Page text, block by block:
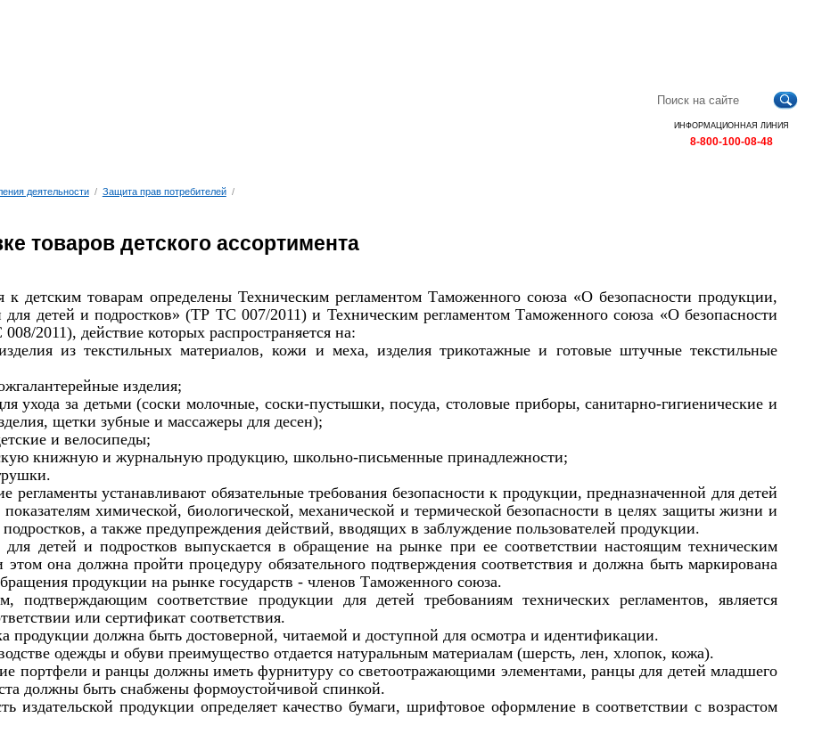
сайта
RSS
ИНФОРМАЦИОННАЯ ЛИНИЯ
8-800-100-08-48
деятельности/ Защита прав потребителей/
товаров детского ассортимента
к детским товарам определены Техническим регламентом Таможенного союза «О безопасности продукции,
для детей и подростков» (ТР ТС 007/2011) и Техническим регламентом Таможенного союза «О безопасности
2011), действие которых распространяется на:
из текстильных материалов, кожи и меха, изделия трикотажные и готовые штучные текстильные
изделия;
ухода за детьми (соски молочные, соски-пустышки, посуда, столовые приборы, санитарно-гигиенические и
щетки зубные и массажеры для десен);
и велосипеды;
книжную и журнальную продукцию, школьно-письменные принадлежности;
регламенты устанавливают обязательные требования безопасности к продукции, предназначенной для детей
химической, биологической, механической и термической безопасности в целях защиты жизни и
подростков, а также предупреждения действий, вводящих в заблуждение пользователей продукции.
для детей и подростков выпускается в обращение на рынке при ее соответствии настоящим техническим
этом она должна пройти процедуру обязательного подтверждения соответствия и должна быть маркирована
продукции на рынке государств - членов Таможенного союза.
подтверждающим соответствие продукции для детей требованиям технических регламентов, является
или сертификат соответствия.
продукции должна быть достоверной, читаемой и доступной для осмотра и идентификации.
одежды и обуви преимущество отдается натуральным материалам (шерсть, лен, хлопок, кожа).
портфели и ранцы должны иметь фурнитуру со светоотражающими элементами, ранцы для детей младшего
должны быть снабжены формоустойчивой спинкой.
издательской продукции определяет качество бумаги, шрифтовое оформление в соответствии с возрастом